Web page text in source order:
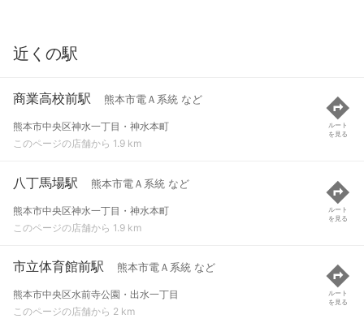
近くの駅
商業高校前駅 熊本市電Ａ系統 など
熊本市中央区神水一丁目・神水本町
このページの店舗から 1.9 km
ルート
を見る
八丁馬場駅 熊本市電Ａ系統 など
熊本市中央区神水一丁目・神水本町
このページの店舗から 1.9 km
ルート
を見る
市立体育館前駅 熊本市電Ａ系統 など
熊本市中央区水前寺公園・出水一丁目
このページの店舗から 2 km
ルート
を見る